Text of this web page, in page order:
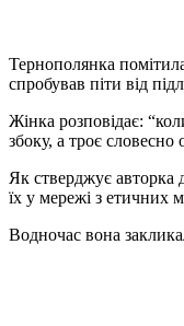
Тернополянка
спробував піти від
Жінка розповідає:
збоку, а троє
Як стверджує авторка
їх у мережі з етичних
Водночас вона